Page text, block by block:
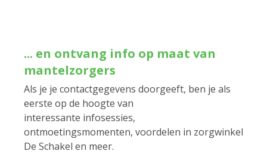
... en ontvang info op maat van
mantelzorgers
Als je je contactgegevens doorgeeft, ben je als
eerste op de hoogte van
interessante infosessies,
ontmoetingsmomenten, voordelen in zorgwinkel
De Schakel en meer.